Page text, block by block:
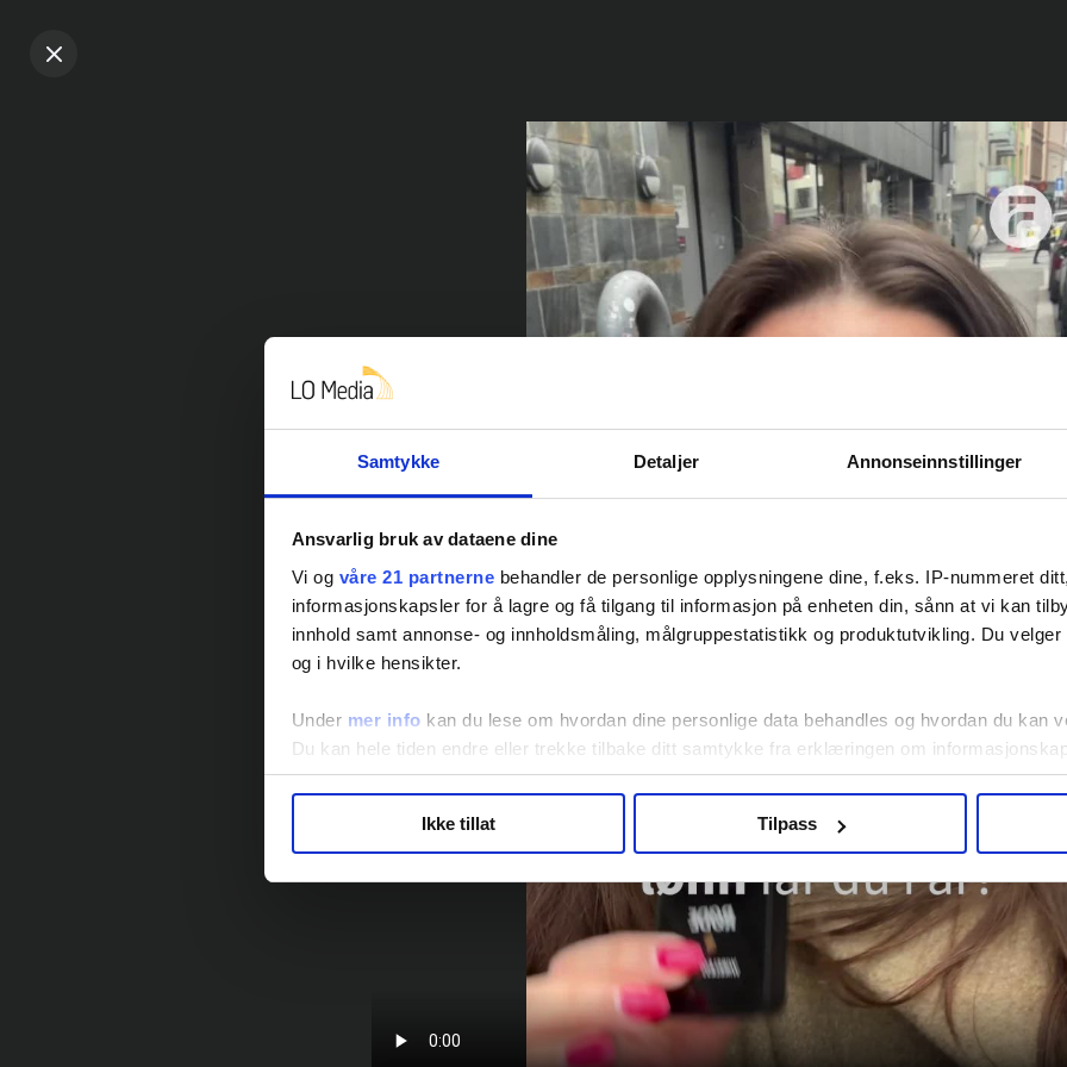
Samtykke Detaljer Annonseinnstillinger
Ansvarlig bruk av dataene dine
Vi og våre 21 partnerne behandler de personlige opplysningene dine, f.eks. IP-nummeret
informasjonskapsler for å lagre og få tilgang til informasjon på enheten din, sånn at vi kan
innhold samt annonse- og innholdsmåling, målgruppestatistikk og produktutvikling. Du
og i hvilke hensikter.
Under mer info kan du lese om hvordan dine personlige data behandles og hvordan du kan
Du kan hele tiden endre eller trekke tilbake ditt samtykke fra erklæringen om
hvordan våre nettsider blir brukt slik at vi tilby relevant innhold, tilpassede annonser og
annonsering. Disse er angitt i oversikten lengre ned på denne siden.
Ikke tillat Tilpass